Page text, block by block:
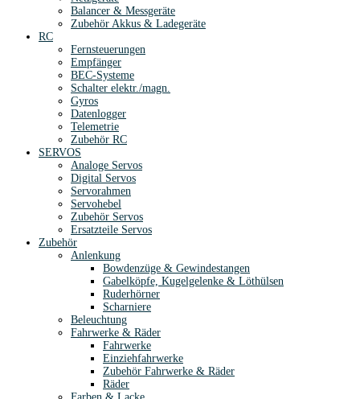
Balancer & Messgeräte
Zubehör Akkus & Ladegeräte
RC
Fernsteuerungen
Empfänger
BEC-Systeme
Schalter elektr./magn.
Gyros
Datenlogger
Telemetrie
Zubehör RC
SERVOS
Analoge Servos
Digital Servos
Servorahmen
Servohebel
Zubehör Servos
Ersatzteile Servos
Zubehör
Anlenkung
Bowdenzüge & Gewindestangen
Gabelköpfe, Kugelgelenke & Löthülsen
Ruderhörner
Scharniere
Beleuchtung
Fahrwerke & Räder
Fahrwerke
Einziehfahrwerke
Zubehör Fahrwerke & Räder
Räder